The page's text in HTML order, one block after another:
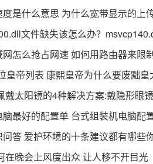
是什么意思 为什么宽带显示的上
文件缺失该怎么办？
怎么抢占网速 如何用路由器来限
皇帝列表 康熙皇帝为什么要废黜皇
戴太阳镜的4种解决方案:戴隐形眼
最好的配置单 台式组装机电脑配
答 爱护环境的十条建议都有哪些
在晚会上风度出众 让人移不开目光